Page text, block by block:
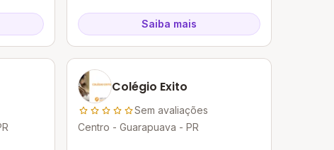
Saiba mais
Colégio Exito
Sem avaliações
Centro - Guarapuava - PR